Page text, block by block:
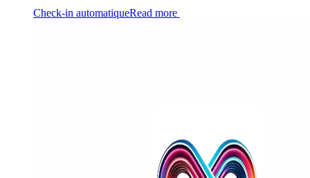
Check-in automatiqueRead more